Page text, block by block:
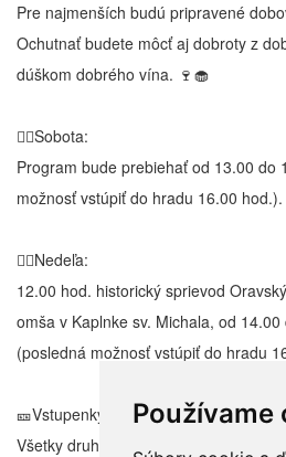
Používame
Pre najmenších budú pripravené
Ochutnať budete môcť aj dobroty z
dúškom dobrého vína. 🍷🧁
👉🏽Sobota:
Program bude prebiehať od 13.00 do
možnosť vstúpiť do hradu 16.00 hod.).
👉🏽Nedeľa:
12.00 hod. historický sprievod
omša v Kaplnke sv. Michala, od
(posledná možnosť vstúpiť do hradu
🎫Vstupenky:
Všetky druhy vstupeniek bude možné